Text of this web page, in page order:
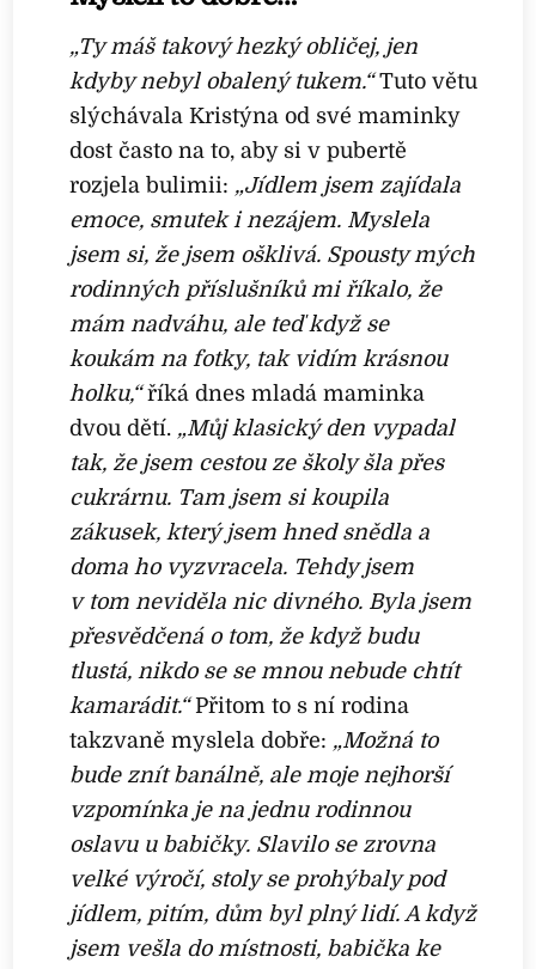
„Ty máš takový hezký obličej, jen
kdyby nebyl obalený tukem.“Tuto větu
slýchávala Kristýna od své maminky
dost často na to, aby si v pubertě
rozjela bulimii: „Jídlem jsem zajídala
emoce, smutek i nezájem. Myslela
jsem si, že jsem ošklivá. Spousty mých
rodinných příslušníků mi říkalo, že
mám nadváhu, ale teď když se
koukám na fotky, tak vidím krásnou
holku,“říká dnes mladá maminka
dvou dětí. „Můj klasický den vypadal
tak, že jsem cestou ze školy šla přes
cukrárnu. Tam jsem si koupila
zákusek, který jsem hned snědla a
doma ho vyzvracela. Tehdy jsem
v tom neviděla nic divného. Byla jsem
přesvědčená o tom, že když budu
tlustá, nikdo se se mnou nebude chtít
kamarádit.“Přitom to s ní rodina
takzvaně myslela dobře: „Možná to
bude znít banálně, ale moje nejhorší
vzpomínka je na jednu rodinnou
oslavu u babičky. Slavilo se zrovna
velké výročí, stoly se prohýbaly pod
jídlem, pitím, dům byl plný lidí. A když
jsem vešla do místnosti, babička ke